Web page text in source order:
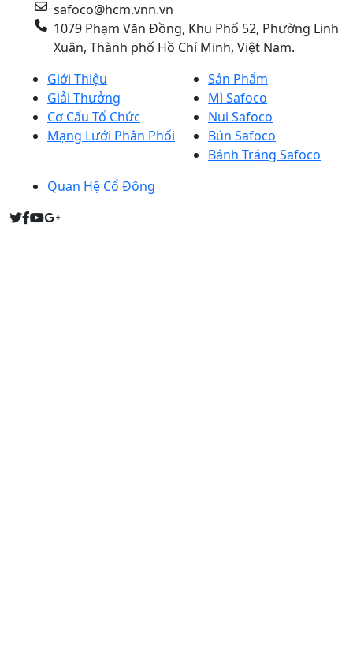
safoco@hcm.vnn.vn
1079 Phạm Văn Đồng, Khu Phố 52, Phường Linh
Xuân, Thành phố Hồ Chí Minh, Việt Nam.
Giới Thiệu
Giải Thưởng
Cơ Cấu Tổ Chức
Mạng Lưới Phân Phối
Sản Phẩm
Mì Safoco
Nui Safoco
Bún Safoco
Bánh Tráng Safoco
Quan Hệ Cổ Đông